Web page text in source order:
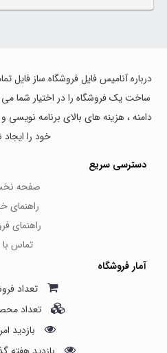
درباره آنامیس فایل فروشگاه ساز فایل
ساخت یک فروشگاه را در اختیار شما
دامنه ، هزینه های بالای برنامه
خود را ایجاد
دسترسی سریع
صفحه
راهنمای
راهنمای
تماس با
آمار فروشگاه
تعداد
تعداد محصول:
بازدید